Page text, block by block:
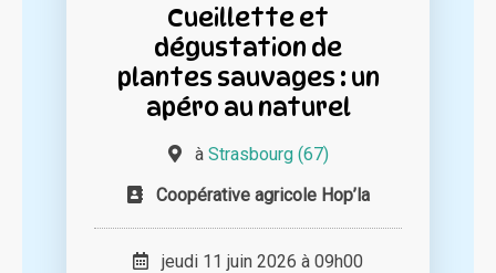
Cueillette et
dégustation de
plantes sauvages : un
apéro au naturel
à Strasbourg (67)
Coopérative agricole Hop’la
jeudi 11 juin 2026 à 09h00